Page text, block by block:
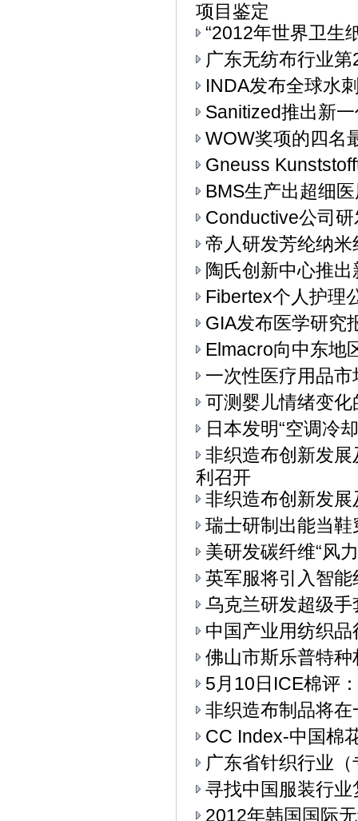
项目鉴定
“2012年世界卫生
广东无纺布行业
INDA发布全球水
Sanitized推出新
WOW奖项的四名
Gneuss
BMS生产出超细
Conductive公司
帝人研发芳纶纳
陶氏创新中心推出
Fibertex个人护理
GIA发布医学研究
Elmacro向中东地
一次性医疗用品
可测婴儿情绪变
日本发明“空调冷
非织造布创新发
利召开
非织造布创新发
瑞士研制出能当鞋
美研发碳纤维“风
英军服将引入智
乌克兰研发超级
中国产业用纺织
佛山市斯乐普特
5月10日ICE棉评
非织造布制品将
CC Index-中国棉
广东省针织行业
寻找中国服装行
2012年韩国国际